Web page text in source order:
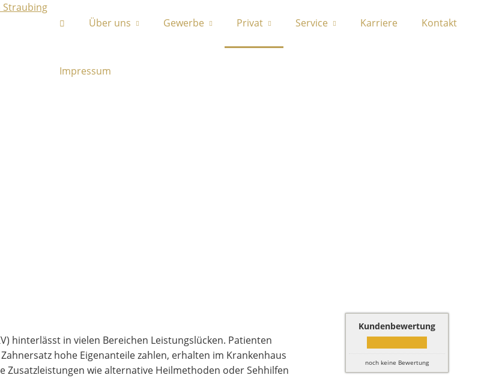
Über uns Gewerbe Privat Service Karriere Kontakt
Impressum
Kundenbewertung
noch keine Bewertung
hinterlässt in vielen Bereichen Leistungslücken. Patienten
hohe Eigenanteile zahlen, erhalten im Krankenhaus
wie alternative Heilmethoden oder Sehhilfen